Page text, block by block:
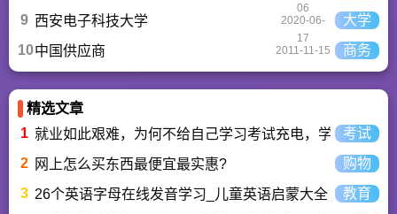
06
9 西安电子科技大学
2020-06-
17
大学
10中国供应商 2011-11-15 商务
精选文章
1 就业如此艰难，为何不给自己学习考试充电，学一技之长
考试
2
网上怎么买东西最便宜最实惠?
购物
3 26个英语字母在线发音学习_儿童英语启蒙大全
教育